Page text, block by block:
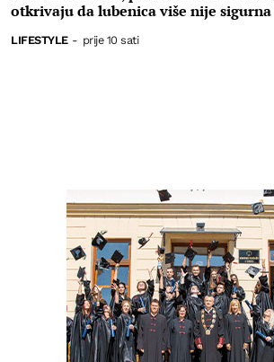
otkrivaju da lubenica više nije sigurna
LIFESTYLE - prije 10 sati